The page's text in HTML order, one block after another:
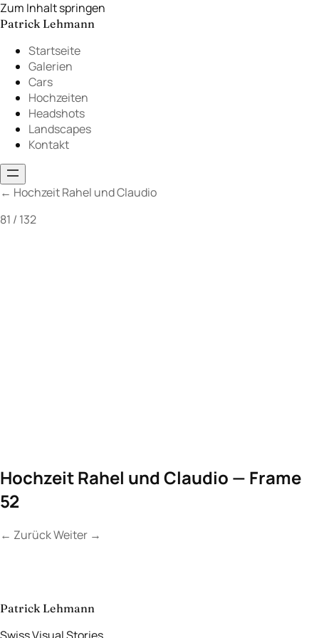
Zum Inhalt springen
Patrick Lehmann
Startseite
Galerien
Cars
Hochzeiten
Headshots
Landscapes
Kontakt
← Hochzeit Rahel und Claudio
81 / 132
Hochzeit Rahel und Claudio — Frame
52
← ZurückWeiter →
aufnehmen→
Patrick Lehmann